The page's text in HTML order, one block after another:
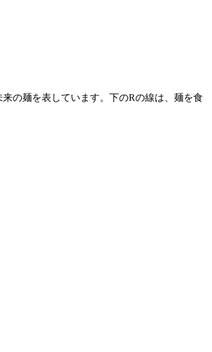
の麺を表しています。下のRの線は、麺を食